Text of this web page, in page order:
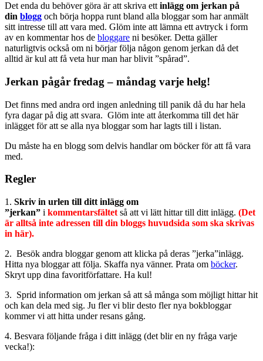
Det enda du behöver göra är att skriva ett inlägg om jerkan på
din blogg och börja hoppa runt bland alla bloggar som har anmält
sitt intresse till att vara med. Glöm inte att lämna ett avtryck i form
av en kommentar hos de bloggare ni besöker. Detta gäller
naturligtvis också om ni börjar följa någon genom jerkan då det
alltid är kul att få veta hur man har blivit ”spårad”.
Jerkan pågår fredag – måndag varje helg!
Det finns med andra ord ingen anledning till panik då du har hela
fyra dagar på dig att svara. Glöm inte att återkomma till det här
inlägget för att se alla nya bloggar som har lagts till i listan.
Du måste ha en blogg som delvis handlar om böcker för att få vara
med.
Regler
1. Skriv in urlen till ditt inlägg om
”jerkan” i kommentarsfältet så att vi lätt hittar till ditt inlägg. (Det
är alltså inte adressen till din bloggs huvudsida som ska skrivas
in här).
2. Besök andra bloggar genom att klicka på deras ”jerka”inlägg.
Hitta nya bloggar att följa. Skaffa nya vänner. Prata om böcker.
Skryt upp dina favoritförfattare. Ha kul!
3. Sprid information om jerkan så att så många som möjligt hittar hit
och kan dela med sig. Ju fler vi blir desto fler nya bokbloggar
kommer vi att hitta under resans gång.
4. Besvara följande fråga i ditt inlägg (det blir en ny fråga varje
vecka!):